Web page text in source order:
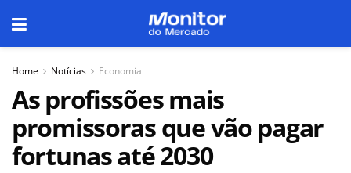
Home Notícias Economia
As profissões mais
promissoras que vão pagar
fortunas até 2030